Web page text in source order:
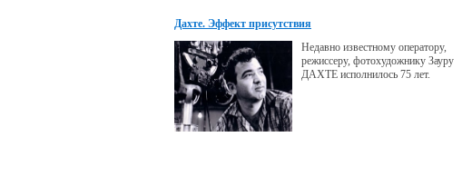
Дахте. Эффект присутствия
Недавно известному оператору,
режиссеру, фотохудожнику Зауру
ДАХТЕ исполнилось 75 лет.